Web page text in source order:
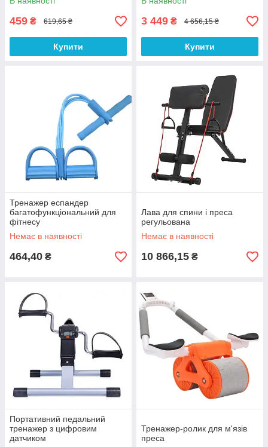
459 ₴ 619,65 ₴
Купити
3 449 ₴ 4 656,15 ₴
Купити
Тренажер еспандер
багатофункціональний для
фітнесу
Немає в наявності
464,40 ₴
Лава для спини і преса
регульована
Немає в наявності
10 866,15 ₴
Портативний педальний
тренажер з цифровим
датчиком
Тренажер-ролик для м'язів
преса